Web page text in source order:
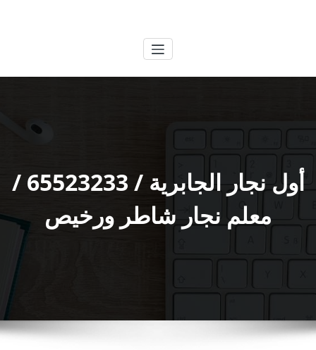
أول نجار الجابرية / 65523233 /
معلم نجار شاطر ورخيص